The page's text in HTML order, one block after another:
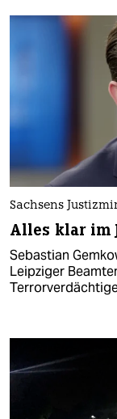
Sachsens
Alles klar im
Sebastian
Leipziger